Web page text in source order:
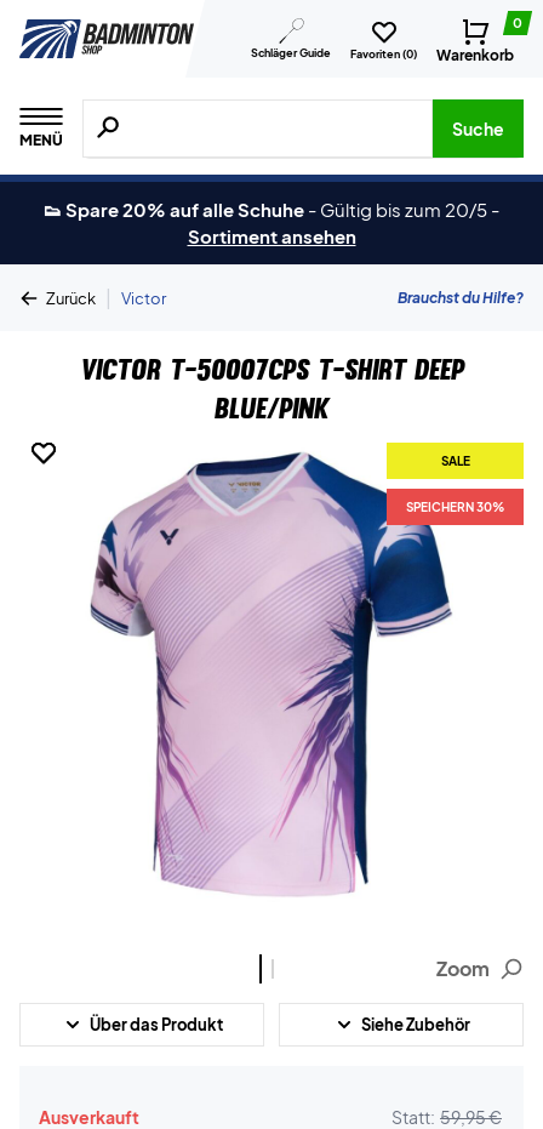
Schläger Guide Favoriten (0)
0
Warenkorb
MENÜ
Suche nach Produkten, Marken usw.
Suche
👟 Spare 20% auf alle Schuhe - Gültig bis zum 20/5 -
Sortiment ansehen
Zurück | Victor Brauchst du Hilfe?
Victor T-50007CPS T-shirt Deep
Blue/Pink
SALE
SPEICHERN 30%
SALE
SPEICHERN 30%
Zoom
Über das Produkt Siehe Zubehör
Ausverkauft Statt: 59,95 €